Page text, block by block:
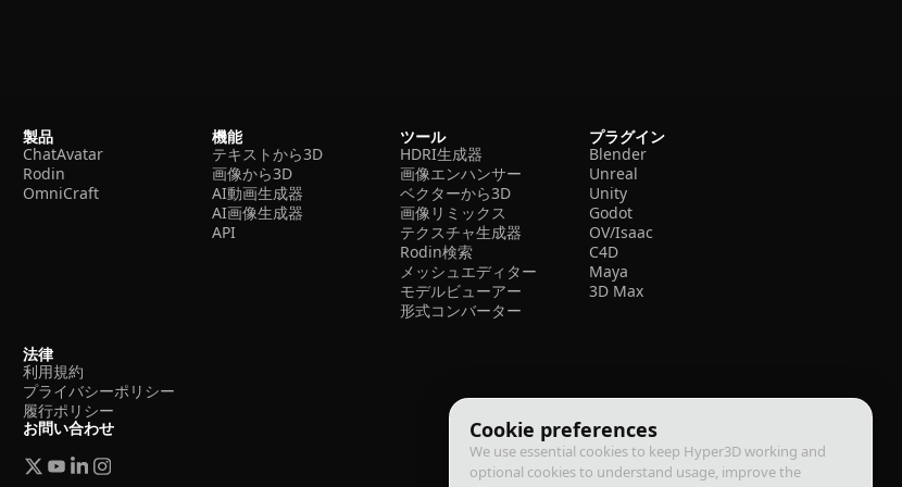
Cookie preferences
We use essential cookies to keep Hyper3D working and
optional cookies to understand usage, improve the
製品
ChatAvatar
Rodin
OmniCraft
機能
テキストから3D
画像から3D
AI動画生成器
AI画像生成器
API
ツール
HDRI生成器
画像エンハンサー
ベクターから3D
画像リミックス
テクスチャ生成器
Rodin検索
メッシュエディター
モデルビューアー
形式コンバーター
プラグイン
Blender
Unreal
Unity
Godot
OV/Isaac
C4D
Maya
3D Max
法律
利用規約
プライバシーポリシー
履行ポリシー
お問い合わせ